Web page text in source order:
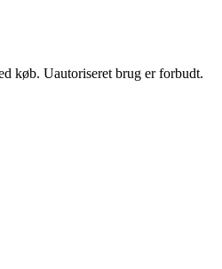
køb. Uautoriseret brug er forbudt.